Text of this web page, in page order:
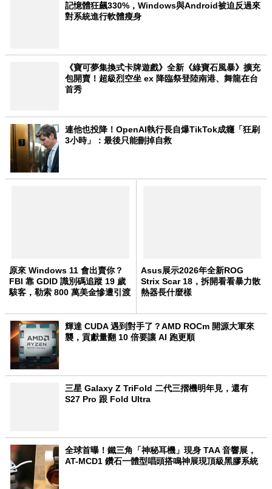
記憶體狂飆330%，Windows與Android被迫反過來
對系統進行軟體瘦身
《寶可夢集換式卡牌遊戲》全新《綠寶石風暴》擴充
包開賣！超級烈空坐 ex 降臨祭登陸南港、舞龍在台
首秀
連他也投降！OpenAI執行長自爆TikTok成癮「狂刷
3小時」：最後只能刪掉自救
原來 Windows 11 會出賣你？
FBI 靠 GDID 識別碼追蹤 19 歲
駭客，勒索 800 萬美金慘遭引渡
Asus展示2026年全新ROG
Strix Scar 18，拆開看看暴力散
熱器長什麼樣
輝達 CUDA 遇到對手了？AMD ROCm 開源大軍來
襲，貢獻量翻 10 倍要讓 AI 跑更順
三星 Galaxy Z TriFold 二代三摺機明年見，還有
S27 Pro 跟 Fold Ultra
全球首曝！鐵三角「神秘耳機」現身 TAA 音響展，
AT-MCD1 鑽石一體型唱頭搭鳴神展現頂級黑膠系統